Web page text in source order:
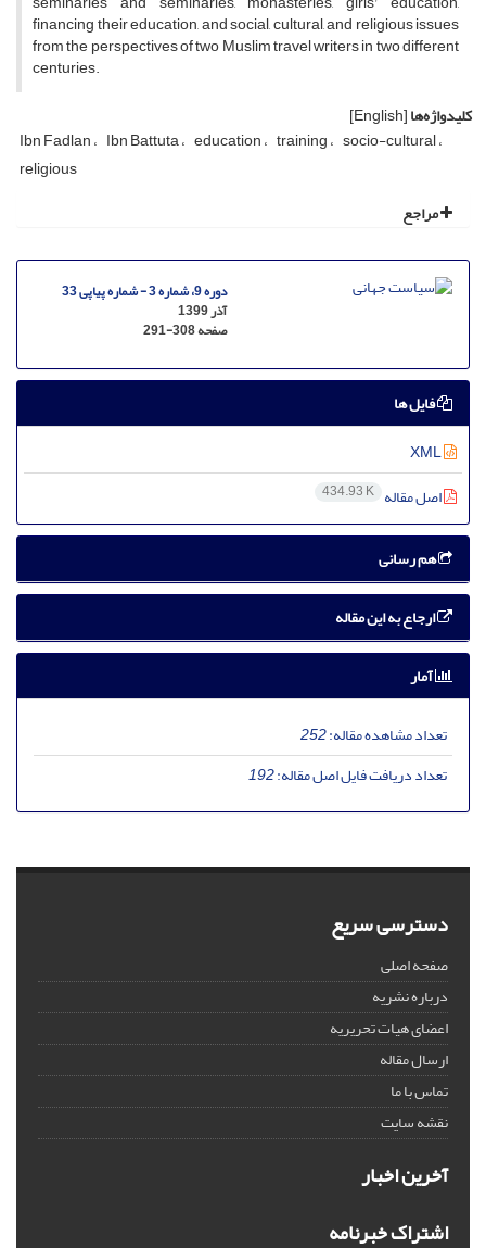
financing their education, and social, cultural, and religious issues
from the perspectives of two Muslim travel writers in two different
centuries.
کلیدواژه‌ها[English]
Ibn Fadlan Ibn Battuta education training socio-cultural
religious
مراجع
دوره 9، شماره 3 - شماره پیاپی 33
آذر 1399
صفحه291-308
فایل ها
اصل مقاله 434.93 K
هم رسانی
ارجاع به این مقاله
آمار
تعداد مشاهده مقاله:252
تعداد دریافت فایل اصل مقاله:192
دسترسی سریع
صفحه اصلی
درباره نشریه
اعضای هیات تحریریه
ارسال مقاله
تماس با ما
نقشه سایت
آخرین اخبار
اشتراک خبرنامه